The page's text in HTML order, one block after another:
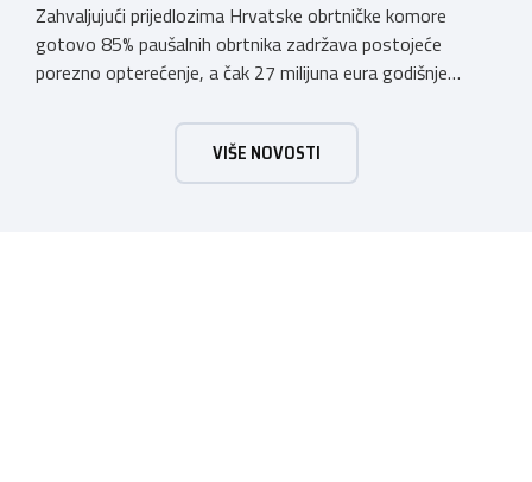
Zahvaljujući prijedlozima Hrvatske obrtničke komore
gotovo 85% paušalnih obrtnika zadržava postojeće
porezno opterećenje, a čak 27 milijuna eura godišnje
komora pozdravlja odluku Vlade Republike Hrvatske da u
konačnom prijedlogu poreznih izmjena prihvati ključne
prijedloge HOK-a iznesene tijekom intenzivnog dijaloga s
VIŠE NOVOSTI